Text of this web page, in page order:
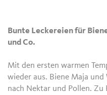
Bunte Leckereien für
und Co.
Mit den ersten warmen
wieder aus. Biene Maja
nach Nektar und Pollen. Zu